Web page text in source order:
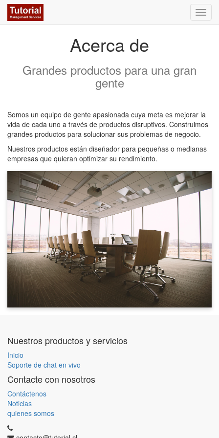
Acerca de
Grandes productos para una gran
gente
Somos un equipo de gente apasionada cuya meta es mejorar la
vida de cada uno a través de productos disruptivos. Construimos
grandes productos para solucionar sus problemas de negocio.
Nuestros productos están diseñador para pequeñas o medianas
empresas que quieran optimizar su rendimiento.
Nuestros productos y servicios
Inicio
Soporte de chat en vivo
Contacte con nosotros
Contáctenos
Noticias
quienes somos